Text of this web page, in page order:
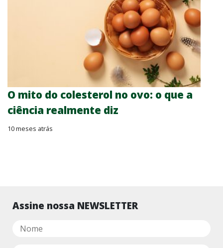
O mito do colesterol no ovo: o que a
ciência realmente diz
10 meses atrás
Assine nossa NEWSLETTER